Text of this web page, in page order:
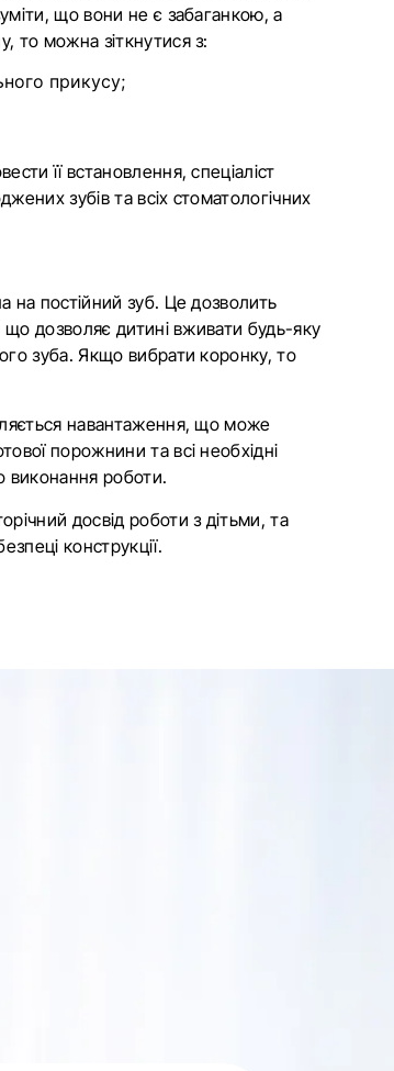
що вони не є забаганкою, а
то можна зіткнутися з:
прикусу;
її встановлення, спеціаліст
зубів та всіх стоматологічних
на постійний зуб. Це дозволить
що дозволяє дитині вживати будь-яку
зуба. Якщо вибрати коронку, то
навантаження, що може
порожнини та всі необхідні
виконання роботи.
досвід роботи з дітьми, та
конструкції.